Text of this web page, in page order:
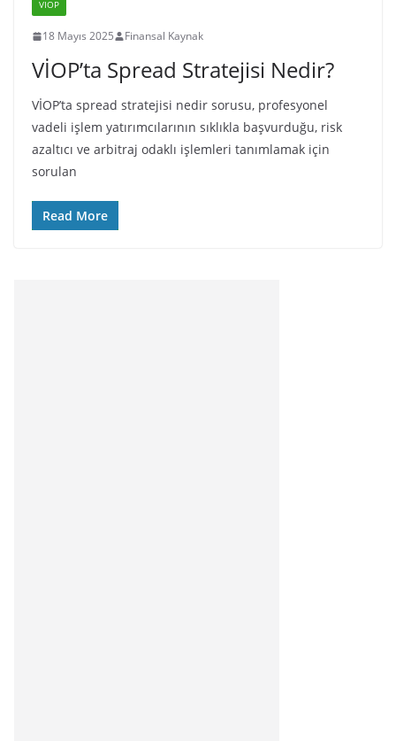
VIOP
18 Mayıs 2025 Finansal Kaynak
VİOP’ta Spread Stratejisi Nedir?
VİOP’ta spread stratejisi nedir sorusu, profesyonel
vadeli işlem yatırımcılarının sıklıkla başvurduğu, risk
azaltıcı ve arbitraj odaklı işlemleri tanımlamak için
sorulan
Read More